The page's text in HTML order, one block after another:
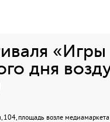
дня
104, площадь возле